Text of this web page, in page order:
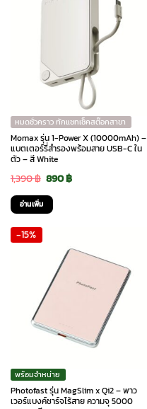
หมดชั่วคราว ทักแชทเช็คสต๊อกสาขา
Momax รุ่น 1-Power X (10000mAh) –
แบตเตอร์รี่สำรองพร้อมสาย USB-C ใน
ตัว – สี White
1,390฿ Original
price
was:
890฿Current
อ่านเพิ่ม
-15%
พร้อมจำหน่าย
Photofast รุ่น MagSlim x Qi2 – พาว
เวอร์แบงค์ชาร์จไร้สาย ความจุ 5000